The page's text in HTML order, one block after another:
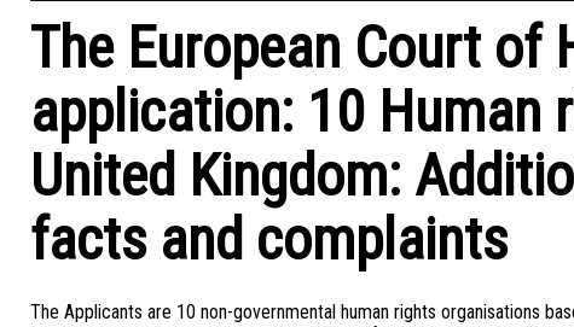
The European Court of
application: 10 Human
United Kingdom:
facts and complaints
The Applicants are 10 non-governmental human rights organisations